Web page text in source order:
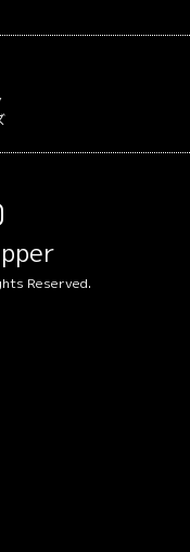
Reserved.